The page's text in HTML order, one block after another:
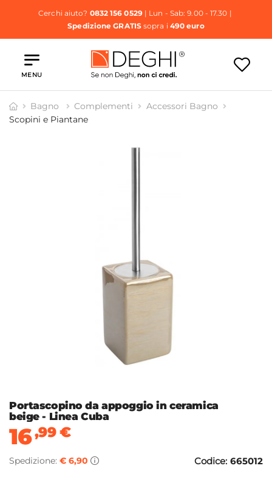
Cerchi aiuto? 0832 156 0529| Lun - Sab: 9.00 - 17.30 |
Spedizione GRATISsopra i 490 euro
MENU
Bagno Complementi
Accessori Bagno
Scopini e Piantane
Portascopino da appoggio in ceramica
beige - Linea Cuba
16,99€
Spedizione: € 6,90 Codice: 665012